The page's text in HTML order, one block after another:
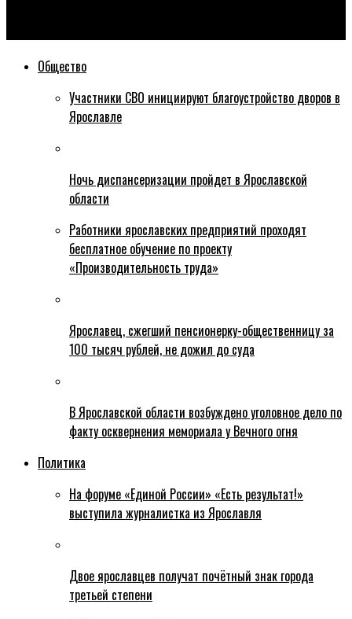
Общество
Участники СВО инициируют благоустройство дворов в
Ярославле
Ночь диспансеризации пройдет в Ярославской
области
Работники ярославских предприятий проходят
бесплатное обучение по проекту
«Производительность труда»
Ярославец, сжегший пенсионерку-общественницу за
100 тысяч рублей, не дожил до суда
В Ярославской области возбуждено уголовное дело по
факту осквернения мемориала у Вечного огня
Политика
На форуме «Единой России» «Есть результат!»
выступила журналистка из Ярославля
Двое ярославцев получат почётный знак города
третьей степени